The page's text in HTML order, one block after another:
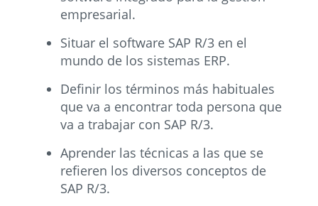
empresarial.
Situar el software SAP R/3 en el
mundo de los sistemas ERP.
Definir los términos más habituales
que va a encontrar toda persona que
va a trabajar con SAP R/3.
Aprender las técnicas a las que se
refieren los diversos conceptos de
SAP R/3.